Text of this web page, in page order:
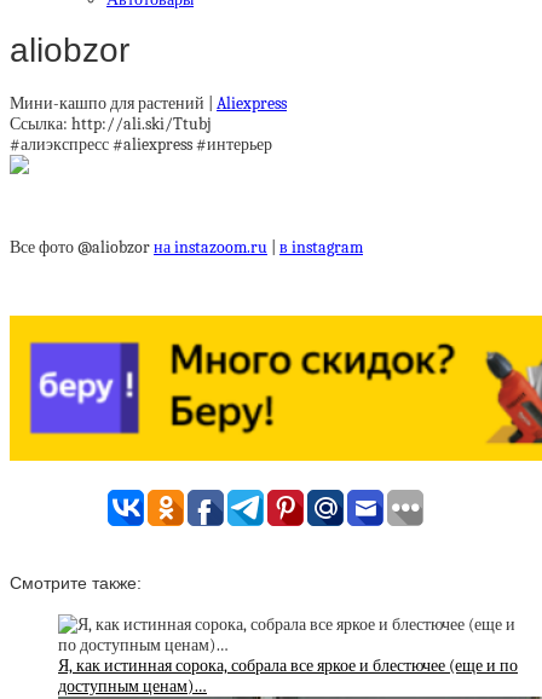
aliobzor
Мини-кашпо для растений | Aliexpress
Ссылка: http://ali.ski/Ttubj
#алиэкспресс #aliexpress #интерьер
Все фото @aliobzorна instazoom.ru в instagram
Смотрите также:
Я, как истинная сорока, собрала все яркое и блестючее (еще и по
доступным ценам)…